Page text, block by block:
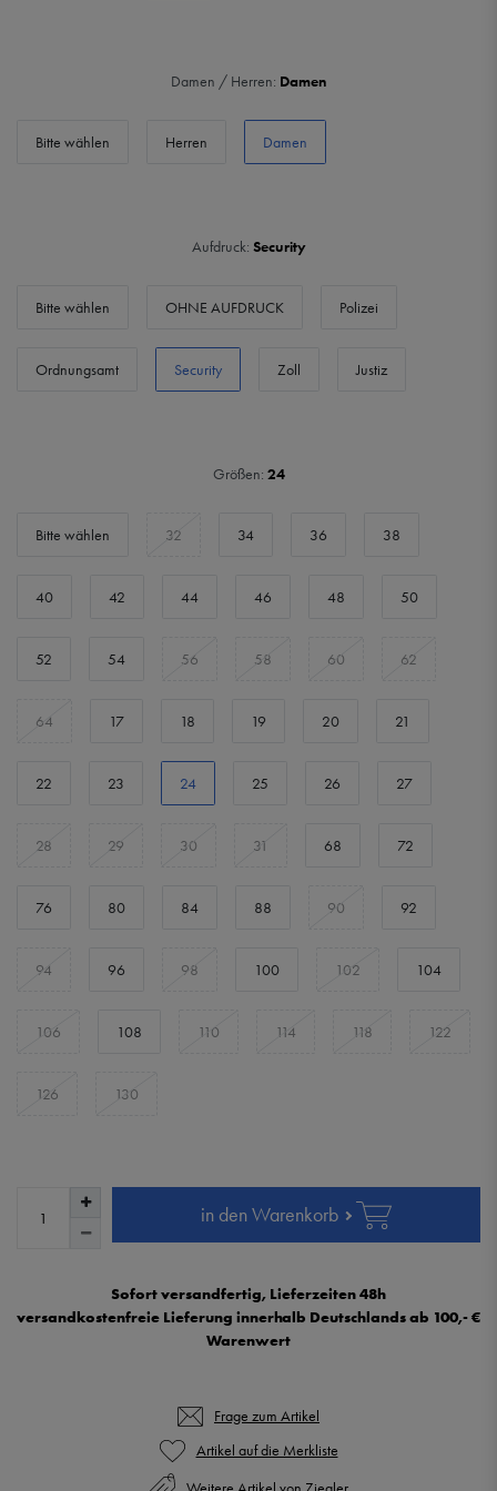
Damen / Herren: Damen
Bitte wählen Herren Damen
Aufdruck: Security
Bitte wählen OHNE AUFDRUCK Polizei
Ordnungsamt Security Zoll Justiz
Größen: 24
Bitte wählen 32 34 36 38
40 42 44 46 48 50
52 54 56 58 60 62
64 17 18 19 20 21
22 23 24 25 26 27
28 29 30 31 68 72
76 80 84 88 90 92
94 96 98 100 102 104
106 108 110 114 118 122
126 130
in den Warenkorb
Sofort versandfertig, Lieferzeiten 48h
versandkostenfreie Lieferung innerhalb Deutschlands ab 100,- €
Warenwert
Frage zum Artikel